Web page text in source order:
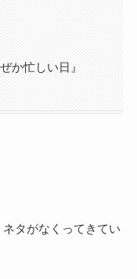
か忙しい日』
タがなくってきてい